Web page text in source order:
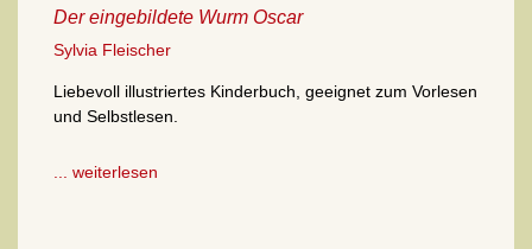
Der eingebildete Wurm Oscar
Sylvia Fleischer
Liebevoll illustriertes Kinderbuch, geeignet zum Vorlesen
und Selbstlesen.
... weiterlesen